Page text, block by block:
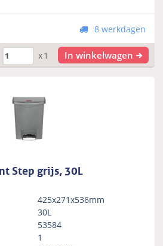
8 werkdagen
x1 In winkelwagen
Step grijs, 30L
425x271x536mm
30L
53584
1